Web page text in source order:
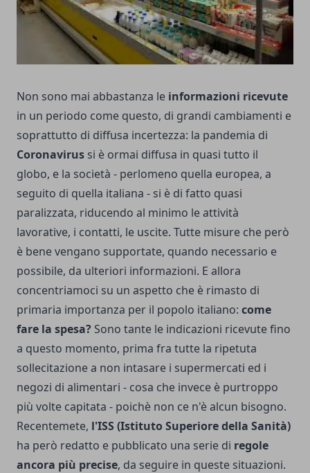
Non sono mai abbastanza le informazioni ricevute
in un periodo come questo, di grandi cambiamenti e
soprattutto di diffusa incertezza: la pandemia di
Coronavirus si è ormai diffusa in quasi tutto il
globo, e la società - perlomeno quella europea, a
seguito di quella italiana - si è di fatto quasi
paralizzata, riducendo al minimo le attività
lavorative, i contatti, le uscite. Tutte misure che però
è bene vengano supportate, quando necessario e
possibile, da ulteriori informazioni. E allora
concentriamoci su un aspetto che è rimasto di
primaria importanza per il popolo italiano: come
fare la spesa? Sono tante le indicazioni ricevute fino
a questo momento, prima fra tutte la ripetuta
sollecitazione a non intasare i supermercati ed i
negozi di alimentari - cosa che invece è purtroppo
più volte capitata - poichè non ce n'è alcun bisogno.
Recentemete, l'ISS (Istituto Superiore della Sanità)
ha però redatto e pubblicato una serie di regole
ancora più precise, da seguire in queste situazioni.